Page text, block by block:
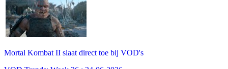
Mortal Kombat II slaat direct toe bij VOD's